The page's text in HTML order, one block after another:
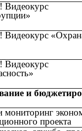
Видеокурс
Видеокурс
Видеокурс
и
проекта